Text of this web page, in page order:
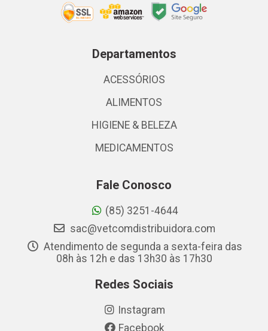
Departamentos
ACESSÓRIOS
ALIMENTOS
HIGIENE & BELEZA
MEDICAMENTOS
Fale Conosco
(85) 3251-4644
sac@vetcomdistribuidora.com
Atendimento de segunda a sexta-feira das
08h às 12h e das 13h30 às 17h30
Redes Sociais
Instagram
Facebook